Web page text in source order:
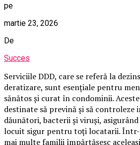
pe
martie 23, 2026
De
Succes
Serviciile DDD, care se referă la
deratizare, sunt esențiale pentru
sănătos și curat în condominii.
destinate să prevină și să controleze
dăunători, bacterii și viruși,
locuit sigur pentru toți locatarii.
mai multe familii împărtășesc